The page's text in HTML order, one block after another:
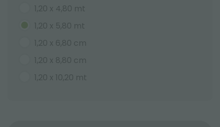
1,20 x 4,80 mt
1,20 x 5,80 mt
1,20 x 6,80 cm
1,20 x 8,80 cm
1,20 x 10,20 mt